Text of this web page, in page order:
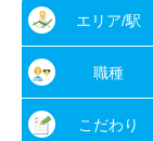
エリア/駅
職種
こだわり